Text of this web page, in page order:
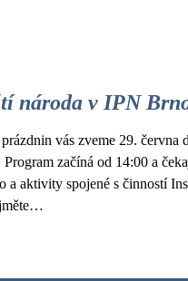
národa v IPN
vás zveme 29. června
začíná od 14:00 a
a aktivity spojené s činností